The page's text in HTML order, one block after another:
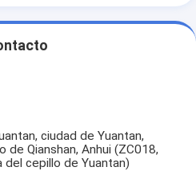
ciudad de Yuantan,
de Qianshan, Anhui (ZC018,
del cepillo de Yuantan)